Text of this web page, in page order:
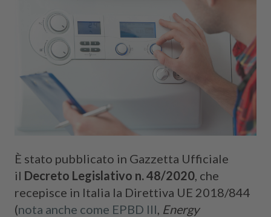
È stato pubblicato in Gazzetta Ufficiale
il Decreto Legislativo n. 48/2020 , che
recepisce in Italia la Direttiva UE 2018/844
(nota anche come EPBD III Energy